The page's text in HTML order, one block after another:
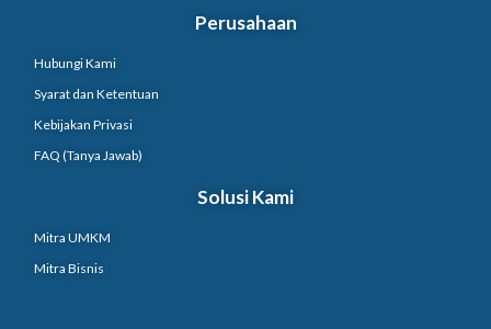
Perusahaan
Hubungi Kami
Syarat dan Ketentuan
Kebijakan Privasi
FAQ (Tanya Jawab)
Solusi Kami
Mitra UMKM
Mitra Bisnis